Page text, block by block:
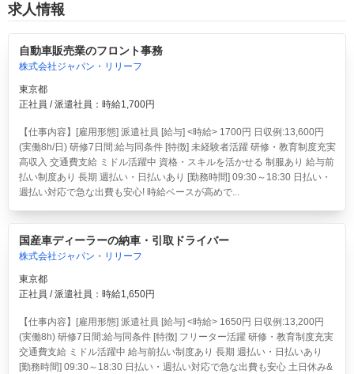
求人情報
自動車販売業のフロント事務
株式会社ジャパン・リリーフ
東京都
正社員 / 派遣社員：時給1,700円
【仕事内容】[雇用形態] 派遣社員 [給与] <時給> 1700円 日収例:13,600円
(実働8h/日) 研修7日間:給与同条件 [特徴] 未経験者活躍 研修・教育制度充実
高収入 交通費支給 ミドル活躍中 資格・スキルを活かせる 制服あり 給与前
払い制度あり 長期 週払い・日払いあり [勤務時間] 09:30～18:30 日払い・
週払い対応で急な出費も安心! 時給ベースが高めで...
国産車ディーラーの納車・引取ドライバー
株式会社ジャパン・リリーフ
東京都
正社員 / 派遣社員：時給1,650円
【仕事内容】[雇用形態] 派遣社員 [給与] <時給> 1650円 日収例:13,200円
(実働8h) 研修7日間:給与同条件 [特徴] フリーター活躍 研修・教育制度充実
交通費支給 ミドル活躍中 給与前払い制度あり 長期 週払い・日払いあり
[勤務時間] 09:30～18:30 日払い・週払い対応で急な出費も安心 土日休み&